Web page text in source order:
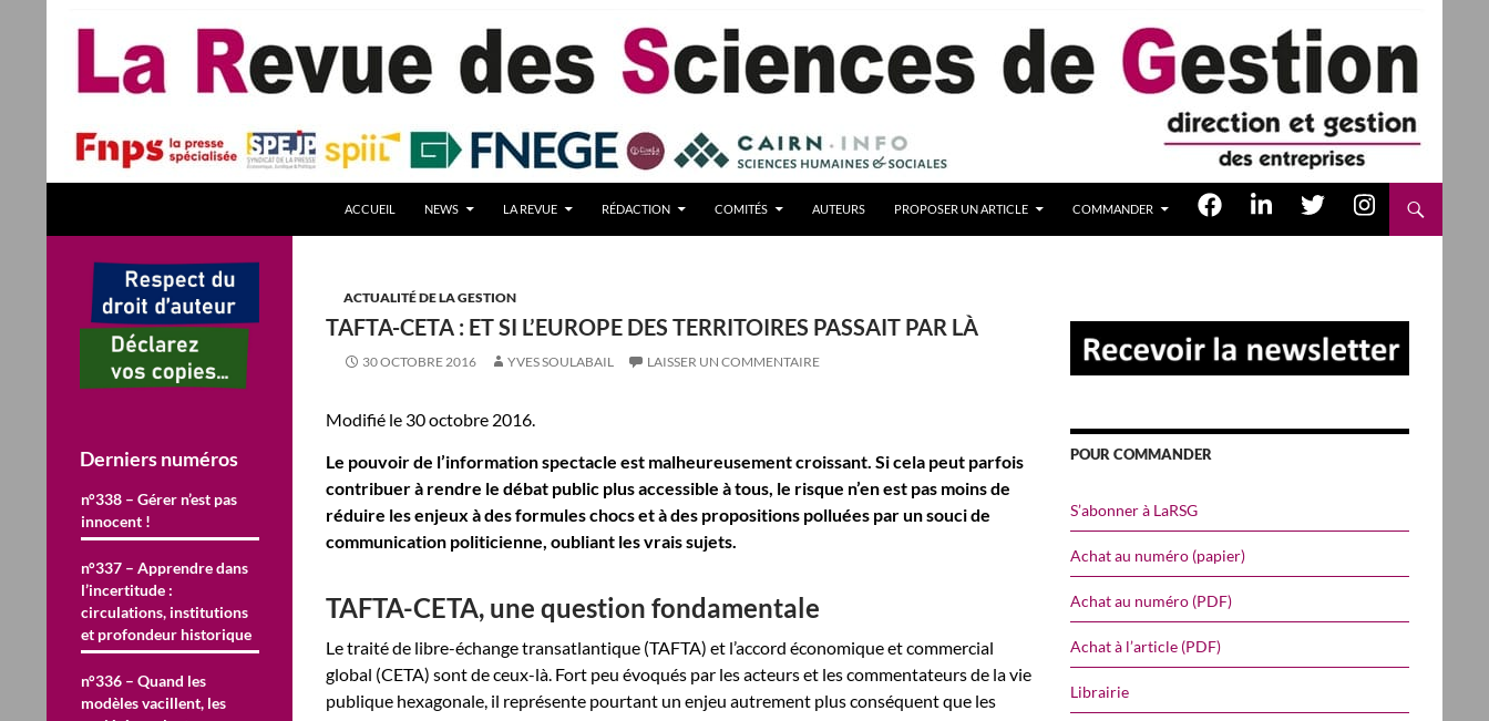
ACCUEIL NEWS LA REVUE RÉDACTION COMITÉS AUTEURS PROPOSER UN ARTICLE COMMANDER
ACTUALITÉ DE LA GESTION
TAFTA-CETA : ET SI L’EUROPE DES TERRITOIRES PASSAIT PAR LÀ
30 OCTOBRE 2016 YVES SOULABAIL LAISSER UN COMMENTAIRE
Modifié le 30 octobre 2016.
Le pouvoir de l’information spectacle est malheureusement croissant. Si cela peut parfois
contribuer à rendre le débat public plus accessible à tous, le risque n’en est pas moins de
réduire les enjeux à des formules chocs et à des propositions polluées par un souci de
communication politicienne, oubliant les vrais sujets.
TAFTA-CETA, une question fondamentale
Le traité de libre-échange transatlantique (TAFTA) et l’accord économique et commercial
global (CETA) sont de ceux-là. Fort peu évoqués par les acteurs et les commentateurs de la vie
publique hexagonale, il représente pourtant un enjeu autrement plus conséquent que les
POUR COMMANDER
S’abonner à LaRSG
Achat au numéro (papier)
Achat au numéro (PDF)
Achat à l’article (PDF)
Librairie
management – Revue gestion
REVUE GESTION Revues de Gestion
Derniers numéros
n°338 – Gérer n’est pas
innocent !
n°337 – Apprendre dans
l’incertitude :
circulations, institutions
et profondeur historique
n°336 – Quand les
modèles vacillent, les